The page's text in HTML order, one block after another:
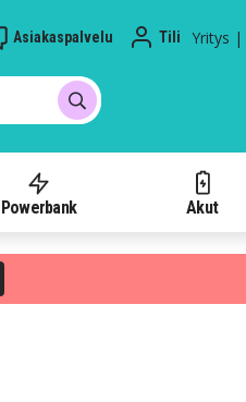
Asiakaspalvelu Tili Yritys |
Powerbank Akut